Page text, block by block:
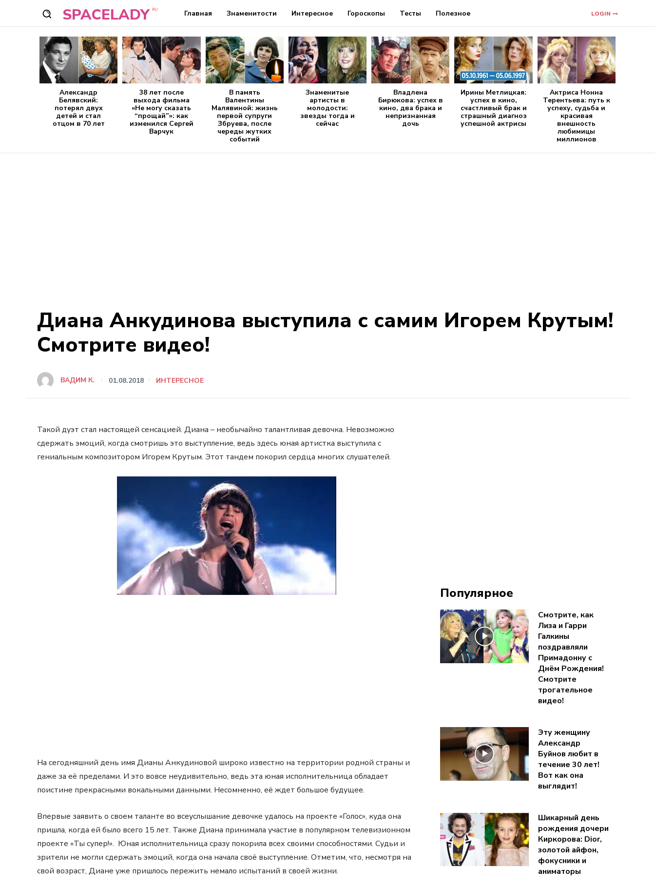
SPACELADY RU Главная Знаменитости Интересное Гороскопы Тесты Полезное LOGIN
Александр
Белявский:
потерял двух
детей и стал
отцом в 70 лет
38 лет после
выхода фильма
«Не могу сказать
“прощай”»: как
изменился Сергей
Варчук
В память
Валентины
Малявиной: жизнь
первой супруги
Збруева, после
череды жутких
событий
Знаменитые
артисты в
молодости:
звезды тогда и
сейчас
Владлена
Бирюкова: успех в
кино, два брака и
непризнанная
дочь
Ирины Метлицкая:
успех в кино,
счастливый брак и
страшный диагноз
успешной актрисы
Актриса Нонна
Терентьева: путь к
успеху, судьба и
красивая
внешность
любимицы
миллионов
Диана Анкудинова выступила с самим Игорем Крутым!
Смотрите видео!
ВАДИМ К. 01.08.2018 ИНТЕРЕСНОЕ
Такой дуэт стал настоящей сенсацией. Диана – необычайно талантливая девочка. Невозможно
сдержать эмоций, когда смотришь это выступление, ведь здесь юная артистка выступила с
гениальным композитором Игорем Крутым. Этот тандем покорил сердца многих слушателей.
На сегодняшний день имя Дианы Анкудиновой широко известно на территории родной страны и
даже за её пределами. И это вовсе неудивительно, ведь эта юная исполнительница обладает
поистине прекрасными вокальными данными. Несомненно, её ждет большое будущее.
Впервые заявить о своем таланте во всеуслышание девочке удалось на проекте «Голос», куда она
пришла, когда ей было всего 15 лет. Также Диана принимала участие в популярном телевизионном
проекте «Ты супер!». Юная исполнительница сразу покорила всех своими способностями. Судьи и
зрители не могли сдержать эмоций, когда она начала своё выступление. Отметим, что, несмотря на
свой возраст, Диане уже пришлось пережить немало испытаний в своей жизни.
Популярное
Смотрите, как
Лиза и Гарри
Галкины
поздравляли
Примадонну с
Днём Рождения!
Смотрите
трогательное
видео!
Эту женщину
Александр
Буйнов любит в
течение 30 лет!
Вот как она
выглядит!
Шикарный день
рождения дочери
Киркорова: Dior,
золотой айфон,
фокусники и
аниматоры